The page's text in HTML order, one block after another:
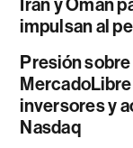
Irán y Omán
impulsan al
Presión
inversores y
Nasdaq